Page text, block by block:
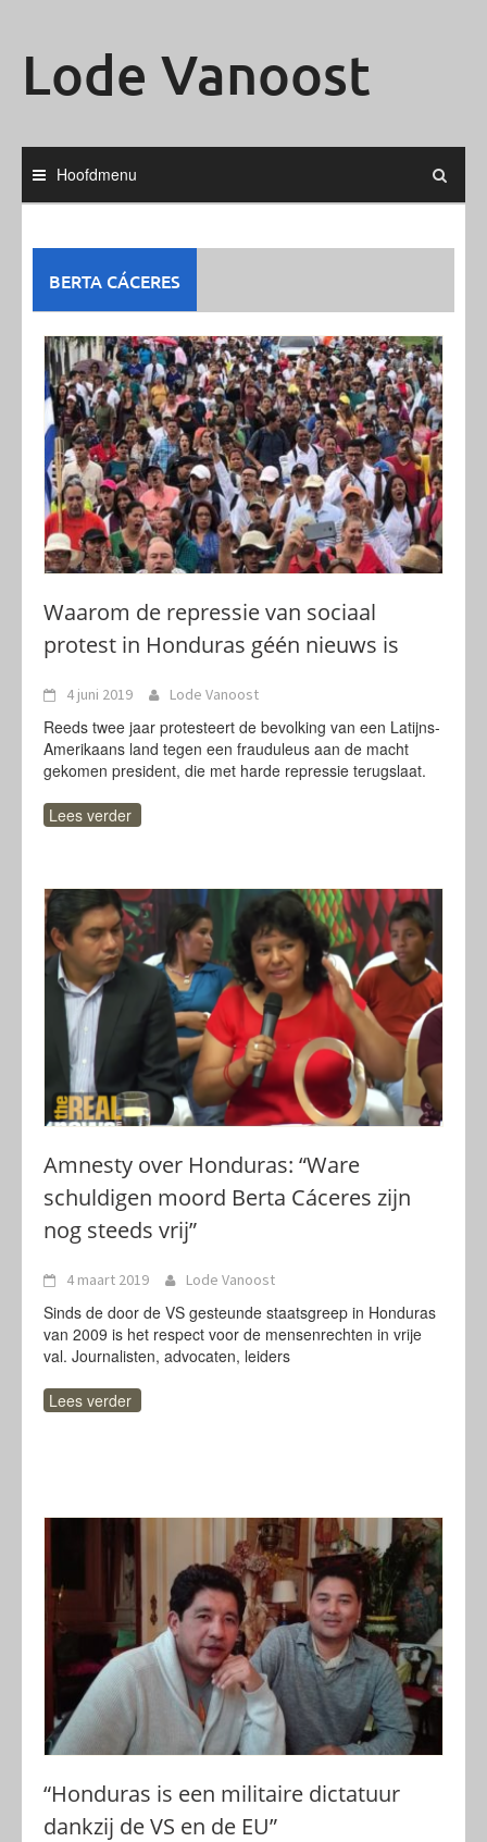
Lode Vanoost
Hoofdmenu
BERTA CÁCERES
Waarom de repressie van sociaal
protest in Honduras géén nieuws is
4 juni 2019 Lode Vanoost
Reeds twee jaar protesteert de bevolking van een Latijns-
Amerikaans land tegen een frauduleus aan de macht
gekomen president, die met harde repressie terugslaat.
Lees verder
Amnesty over Honduras: “Ware
schuldigen moord Berta Cáceres zijn
nog steeds vrij”
4 maart 2019 Lode Vanoost
Sinds de door de VS gesteunde staatsgreep in Honduras
van 2009 is het respect voor de mensenrechten in vrije
val. Journalisten, advocaten, leiders
Lees verder
“Honduras is een militaire dictatuur
dankzij de VS en de EU”